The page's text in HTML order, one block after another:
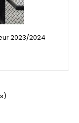
2023/2024